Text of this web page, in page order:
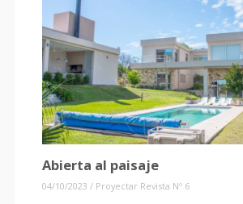
Abierta al paisaje
04/10/2023 / Proyectar Revista Nº 6